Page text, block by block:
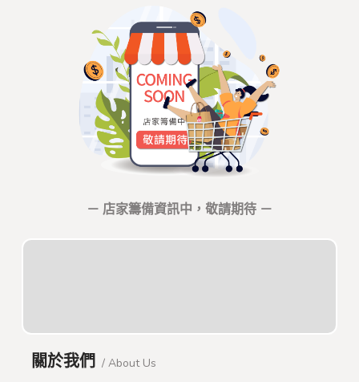
－ 店家籌備資訊中，敬請期待 －
關於我們 / About Us